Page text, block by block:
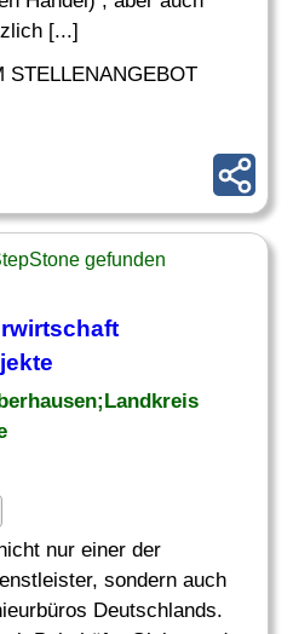
[...]
STELLENANGEBOT
gefunden
nur einer der
sondern auch
Deutschlands.